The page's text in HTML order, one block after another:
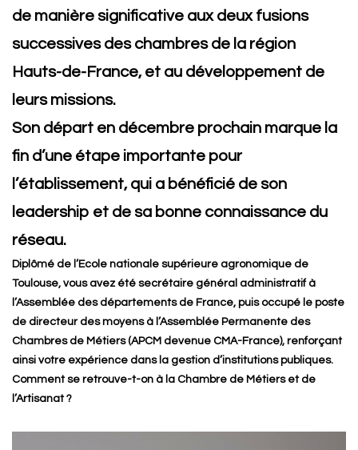
de manière significative aux deux fusions
successives des chambres de la région
Hauts-de-France, et au développement de
leurs missions.
Son départ en décembre prochain marque la
fin d’une étape importante pour
l’établissement, qui a bénéficié de son
leadership et de sa bonne connaissance du
réseau.
Diplômé de l’Ecole nationale supérieure agronomique de
Toulouse, vous avez été secrétaire général administratif à
l’Assemblée des départements de France, puis occupé le poste
de directeur des moyens à l’Assemblée Permanente des
Chambres de Métiers (APCM devenue CMA-France), renforçant
ainsi votre expérience dans la gestion d’institutions publiques.
Comment se retrouve-t-on à la Chambre de Métiers et de
l’Artisanat ?